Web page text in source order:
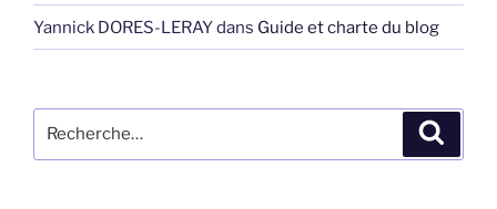
Yannick DORES-LERAYdans Guide et charte du blog
pour